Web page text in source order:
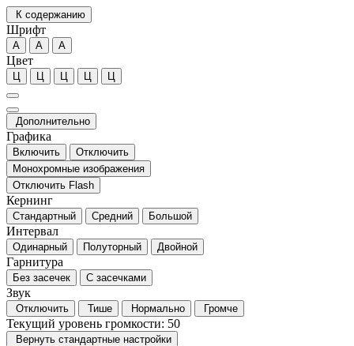
К содержанию
Шрифт
А А А
Цвет
Ц Ц Ц Ц Ц
Дополнительно
Графика
Включить
Отключить
Монохромные изображения
Отключить Flash
Кернинг
Стандартный Средний Большой
Интервал
Одинарный Полуторный Двойной
Гарнитура
Без засечек С засечками
Звук
Отключить Тише Нормально Громче
Текущий уровень громкости: 50
Вернуть стандартные настройки